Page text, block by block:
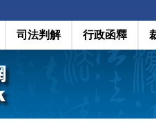
司法判解 行政函釋